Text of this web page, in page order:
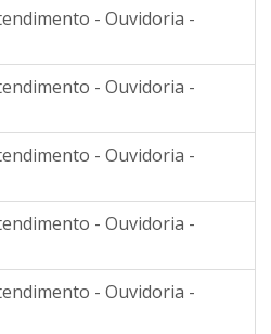
- Ouvidoria -
- Ouvidoria -
- Ouvidoria -
- Ouvidoria -
- Ouvidoria -